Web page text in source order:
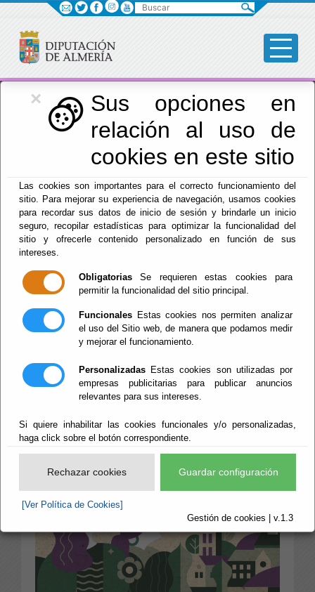
×
Sus opciones en
relación al uso de
cookies en este sitio
Las cookies son importantes para el correcto funcionamiento del
sitio. Para mejorar su experiencia de navegación, usamos cookies
para recordar sus datos de inicio de sesión y brindarle un inicio
seguro, recopilar estadísticas para optimizar la funcionalidad del
sitio y ofrecerle contenido personalizado en función de sus
intereses.
Obligatorias Se requieren estas cookies para
permitir la funcionalidad del sitio principal.
Funcionales Estas cookies nos permiten analizar
el uso del Sitio web, de manera que podamos medir
y mejorar el funcionamiento.
Personalizadas Estas cookies son utilizadas por
empresas publicitarias para publicar anuncios
relevantes para sus intereses.
Si quiere inhabilitar las cookies funcionales y/o personalizadas,
haga click sobre el botón correspondiente.
Rechazar cookies Guardar configuración
[Ver Política de Cookies]
Gestión de cookies | v.1.3
Igualdad
Menú Igualdad
Servicio de
Igualdad
Buscar